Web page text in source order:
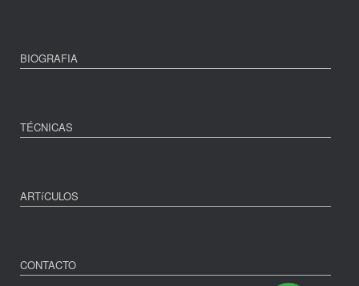
BIOGRAFIA
TÉCNICAS
ARTíCULOS
CONTACTO